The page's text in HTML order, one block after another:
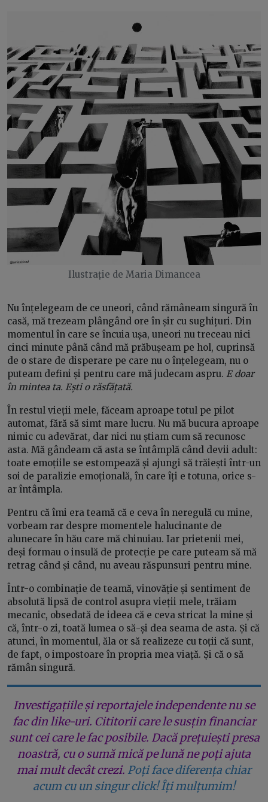
Ilustrație de Maria Dimancea
Nu înțelegeam de ce uneori, când rămâneam singură în
casă, mă trezeam plângând ore în șir cu sughițuri. Din
momentul în care se încuia ușa, uneori nu treceau nici
cinci minute până când mă prăbușeam pe hol, cuprinsă
de o stare de disperare pe care nu o înțelegeam, nu o
puteam defini și pentru care mă judecam aspru. E doar
în mintea ta. Ești o răsfățată.
În restul vieții mele, făceam aproape totul pe pilot
automat, fără să simt mare lucru. Nu mă bucura aproape
nimic cu adevărat, dar nici nu știam cum să recunosc
asta. Mă gândeam că asta se întâmplă când devii adult:
toate emoțiile se estompează și ajungi să trăiești într-un
soi de paralizie emoțională, în care îți e totuna, orice s-
ar întâmpla.
Pentru că îmi era teamă că e ceva în neregulă cu mine,
vorbeam rar despre momentele halucinante de
alunecare în hău care mă chinuiau. Iar prietenii mei,
deși formau o insulă de protecție pe care puteam să mă
retrag când și când, nu aveau răspunsuri pentru mine.
Într-o combinație de teamă, vinovăție și sentiment de
absolută lipsă de control asupra vieții mele, trăiam
mecanic, obsedată de ideea că e ceva stricat la mine și
că, într-o zi, toată lumea o să-și dea seama de asta. Și că
atunci, în momentul, ăla or să realizeze cu toții că sunt,
de fapt, o impostoare în propria mea viață. Și că o să
rămân singură.
Investigațiile și reportajele independente nu se
fac din like-uri. Cititorii care le susțin financiar
sunt cei care le fac posibile. Dacă prețuiești presa
noastră, cu o sumă mică pe lună ne poți ajuta
mai mult decât crezi. Poți face diferența chiar
acum cu un singur click! Îți mulțumim!